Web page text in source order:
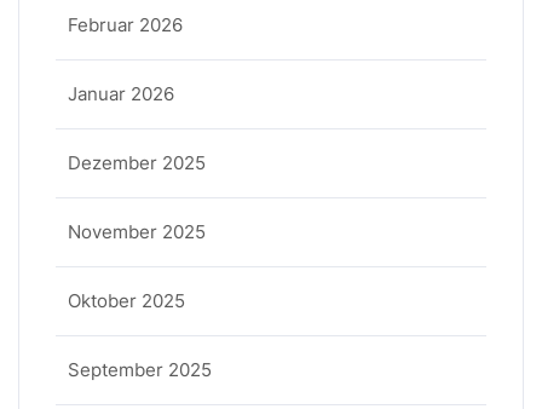
Februar 2026
Januar 2026
Dezember 2025
November 2025
Oktober 2025
September 2025